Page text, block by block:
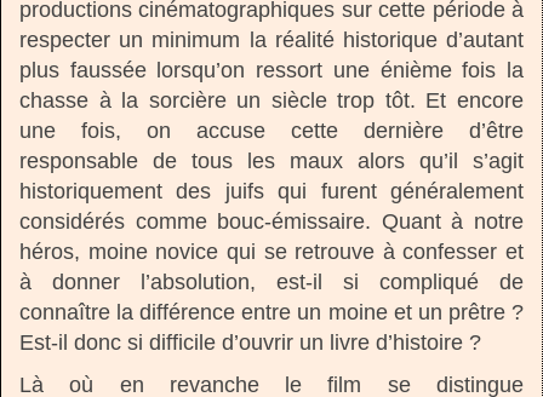
productions cinématographiques sur cette période à
respecter un minimum la réalité historique d’autant
plus faussée lorsqu’on ressort une énième fois la
chasse à la sorcière un siècle trop tôt. Et encore
une fois, on accuse cette dernière d’être
responsable de tous les maux alors qu’il s’agit
historiquement des juifs qui furent généralement
considérés comme bouc-émissaire. Quant à notre
héros, moine novice qui se retrouve à confesser et
à donner l’absolution, est-il si compliqué de
connaître la différence entre un moine et un prêtre ?
Est-il donc si difficile d’ouvrir un livre d’histoire ?
Là où en revanche le film se distingue